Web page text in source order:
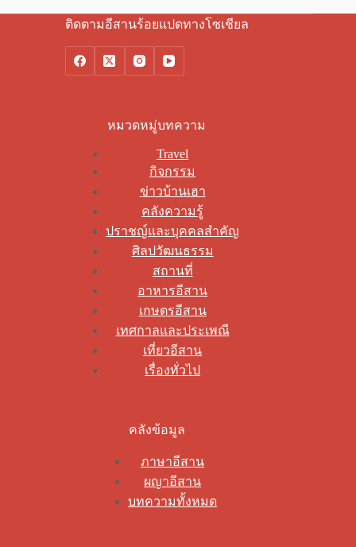
ติดตามอีสานร้อยแปดทางโซเชียล
หมวดหมู่บทความ
Travel
กิจกรรม
ข่าวบ้านเฮา
คลังความรู้
ปราชญ์และบุคคลสำคัญ
ศิลปวัฒนธรรม
สถานที่
อาหารอีสาน
เกษตรอีสาน
เทศกาลและประเพณี
เที่ยวอีสาน
เรื่องทั่วไป
คลังข้อมูล
ภาษาอีสาน
ผญาอีสาน
บทความทั้งหมด